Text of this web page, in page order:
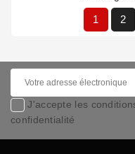
1 2
J'accepte les
confidentialité